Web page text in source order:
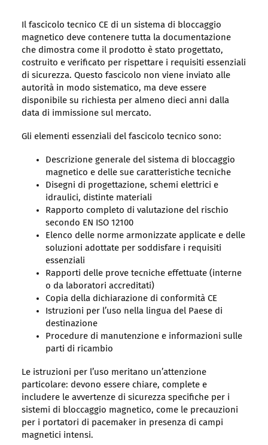
Il fascicolo tecnico CE di un sistema di bloccaggio
magnetico deve contenere tutta la documentazione
che dimostra come il prodotto è stato progettato,
costruito e verificato per rispettare i requisiti essenziali
di sicurezza. Questo fascicolo non viene inviato alle
autorità in modo sistematico, ma deve essere
disponibile su richiesta per almeno dieci anni dalla
data di immissione sul mercato.
Gli elementi essenziali del fascicolo tecnico sono:
Descrizione generale del sistema di bloccaggio
magnetico e delle sue caratteristiche tecniche
Disegni di progettazione, schemi elettrici e
idraulici, distinte materiali
Rapporto completo di valutazione del rischio
secondo EN ISO 12100
Elenco delle norme armonizzate applicate e delle
soluzioni adottate per soddisfare i requisiti
essenziali
Rapporti delle prove tecniche effettuate (interne
o da laboratori accreditati)
Copia della dichiarazione di conformità CE
Istruzioni per l’uso nella lingua del Paese di
destinazione
Procedure di manutenzione e informazioni sulle
parti di ricambio
Le istruzioni per l’uso meritano un’attenzione
particolare: devono essere chiare, complete e
includere le avvertenze di sicurezza specifiche per i
sistemi di bloccaggio magnetico, come le precauzioni
per i portatori di pacemaker in presenza di campi
magnetici intensi.